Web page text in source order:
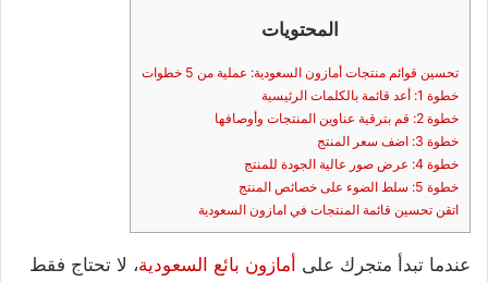
المحتويات
تحسين قوائم منتجات أمازون السعودية: عملية من 5 خطوات
خطوة 1: أعد قائمة بالكلمات الرئيسية
خطوة 2: قم بترقية عناوين المنتجات وأوصافها
خطوة 3: اضف سعر المنتج
خطوة 4: عرض صور عالية الجودة للمنتج
خطوة 5: سلط الضوء على خصائص المنتج
اتقن تحسين قائمة المنتجات في امازون السعودية
عندما تبدأ متجرك على أمازون بائع السعودية، لا تحتاج فقط